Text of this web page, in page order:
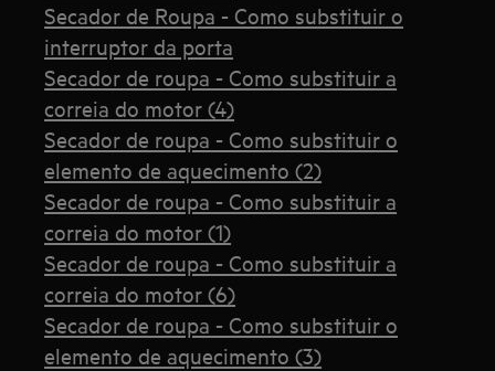
Secador de Roupa - Como substituir o
interruptor da porta
Secador de roupa - Como substituir a
correia do motor (4)
Secador de roupa - Como substituir o
elemento de aquecimento (2)
Secador de roupa - Como substituir a
correia do motor (1)
Secador de roupa - Como substituir a
correia do motor (6)
Secador de roupa - Como substituir o
elemento de aquecimento (3)